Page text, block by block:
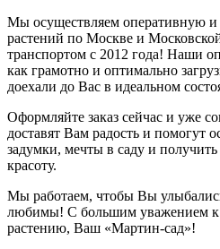
Мы осуществляем оперативную и
растений по Москве и
транспортом с 2012 года! Наши
как грамотно и оптимально
доехали до Вас в идеальном
Оформляйте заказ сейчас и уже
доставят Вам радость и помогут
задумки, мечты в саду и
красоту.
Мы работаем, чтобы Вы
любимы! С большим уважением
растению, Ваш «Мартин-сад»!